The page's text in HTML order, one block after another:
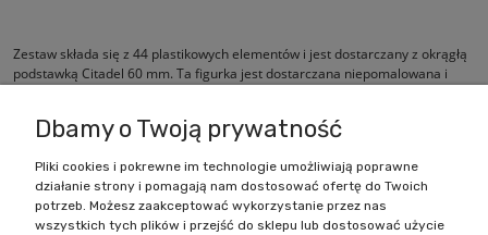
Zestaw składa się z 44 plastikowych elementów i jest dostarczany z okrągłą
podstawką Citadel 60 mm. Ta figurka jest dostarczana niepomalowana i
Zakupy
Dbamy o Twoją prywatność
Pliki cookies i pokrewne im technologie umożliwiają poprawne
działanie strony i pomagają nam dostosować ofertę do Twoich
potrzeb. Możesz zaakceptować wykorzystanie przez nas
wszystkich tych plików i przejść do sklepu lub dostosować użycie